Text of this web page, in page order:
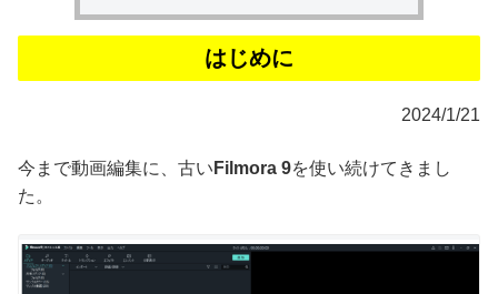
はじめに
2024/1/21
今まで動画編集に、古い Filmora 9を使い続けてきまし
た。